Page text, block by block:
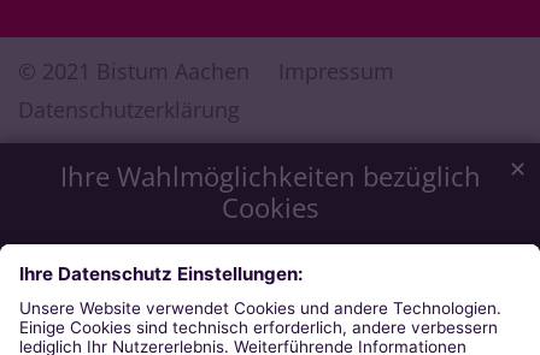
Ihre Wahlmöglichkeiten bezüglich
Cookies
Wir möchten Ihnen ein optimales Webseiten-Erlebnis zu
bieten. Dazu verwenden wir Cookies, die für das
Funktionieren unserer Website notwendig sind. Mit Ihrer
Zustimmung verwenden wir auch Cookies, die zur Anzeige
externer Inhalte oder zu anonymen Statistikzwecken genutzt
✕
© 2021 Bistum Aachen
Impressum
Datenschutzerklärung